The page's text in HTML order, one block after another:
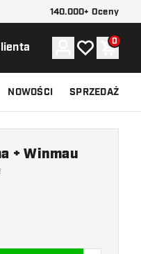
140.000+ Oceny
Konto
Moja listaKoszyk
0
NOWOŚCI SPRZEDAŻ
+ Winmau